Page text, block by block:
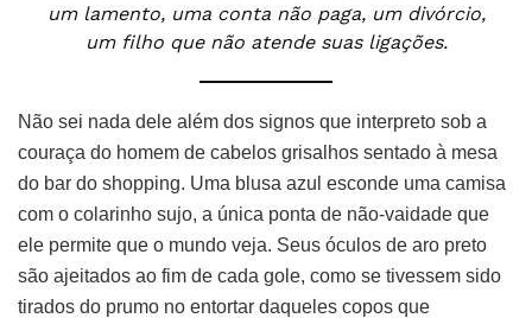
um lamento, uma conta não paga, um divórcio,
um filho que não atende suas ligações.
Não sei nada dele além dos signos que interpreto sob a
couraça do homem de cabelos grisalhos sentado à mesa
do bar do shopping. Uma blusa azul esconde uma camisa
com o colarinho sujo, a única ponta de não-vaidade que
ele permite que o mundo veja. Seus óculos de aro preto
são ajeitados ao fim de cada gole, como se tivessem sido
tirados do prumo no entortar daqueles copos que